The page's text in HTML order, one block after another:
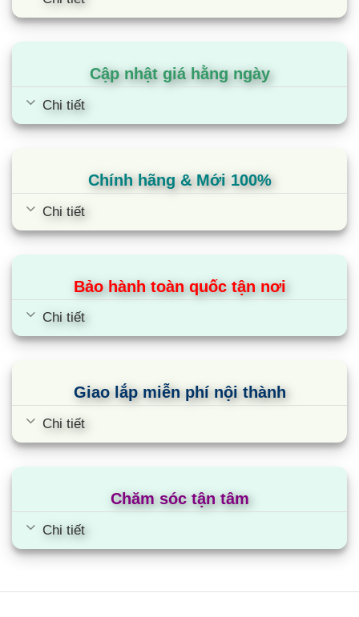
Cập nhật giá hằng ngày
Chi tiết
Chính hãng & Mới 100%
Chi tiết
Bảo hành toàn quốc tận nơi
Chi tiết
Giao lắp miễn phí nội thành
Chi tiết
Chăm sóc tận tâm
Chi tiết